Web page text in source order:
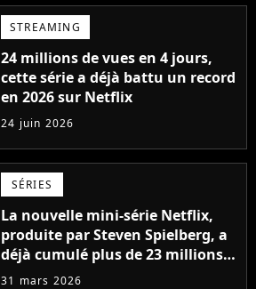
STREAMING
24 millions de vues en 4 jours,
cette série a déjà battu un record
en 2026 sur Netflix
24 juin 2026
SÉRIES
La nouvelle mini-série Netflix,
produite par Steven Spielberg, a
déjà cumulé plus de 23 millions
de vues
31 mars 2026